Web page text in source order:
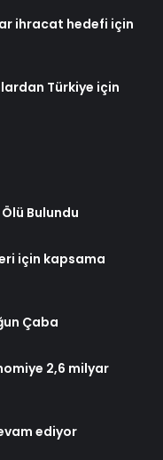
ihracat hedefi için
Türkiye için
Bulundu
için kapsama
Çaba
2,6 milyar
ediyor